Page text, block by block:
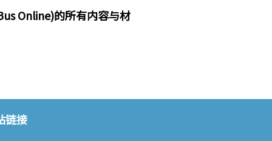
Online)的所有内容与材
链接